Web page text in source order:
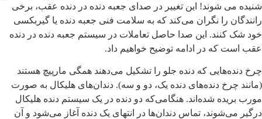
می شوند! این تغییر در صدای جعبه دنده در دنده عقب، برخی
را نگران می‌کند که به سلامت فنی جعبه دنده یا گیربکسی
شک کنند. این صدا حاصل تعاملات در سیستم جعبه دنده در دنده
است که در ادامه توضیح خواهیم داد.
دنده‌هایی که دنده جلو را تشکیل می‌دهند همگی مارپیچ هستند
چرخ دنده‌های دنده یک، دو و سه). دندان‌های هلیکال به صورت
بریده شده‌اند. هنگامی‌که دو دنده در یک سیستم دنده هلیکال
می‌شوند، تماس دندان‌ها در انتهای یک دنده آغاز می‌شود و آن